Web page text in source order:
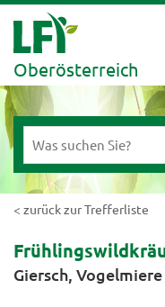
Oberösterreich
< zurück zur Trefferliste
Giersch,